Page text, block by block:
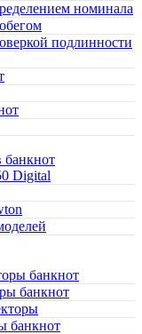
номинала
подлинности
банкнот
Digital
банкнот
банкнот
банкнот